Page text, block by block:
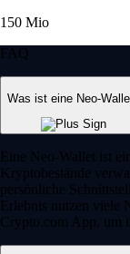
150 Mio
FAQ
Was ist eine Neo-
Eine Neo-Wallet ist
Kryptobestände
persönliche
Erlebnis nutzen viele
Crypto.com App, um